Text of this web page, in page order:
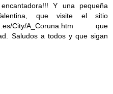
Y una pequeña
que visite el sitio
City/A_Coruna.htm que
Saludos a todos y que sigan